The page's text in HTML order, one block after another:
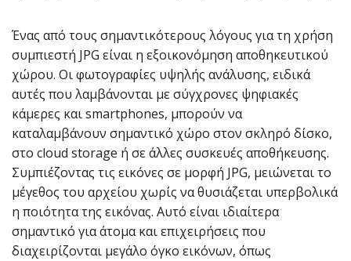
Ένας από τους σημαντικότερους λόγους για τη χρήση
συμπιεστή JPG είναι η εξοικονόμηση αποθηκευτικού
χώρου. Οι φωτογραφίες υψηλής ανάλυσης, ειδικά
αυτές που λαμβάνονται με σύγχρονες ψηφιακές
κάμερες και smartphones, μπορούν να
καταλαμβάνουν σημαντικό χώρο στον σκληρό δίσκο,
στο cloud storage ή σε άλλες συσκευές αποθήκευσης.
Συμπιέζοντας τις εικόνες σε μορφή JPG, μειώνεται το
μέγεθος του αρχείου χωρίς να θυσιάζεται υπερβολικά
η ποιότητα της εικόνας. Αυτό είναι ιδιαίτερα
σημαντικό για άτομα και επιχειρήσεις που
διαχειρίζονται μεγάλο όγκο εικόνων, όπως